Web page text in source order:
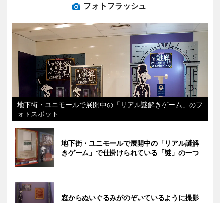
フォトフラッシュ
地下街・ユニモールで展開中の「リアル謎解きゲーム」のフ
ォトスポット
地下街・ユニモールで展開中の「リアル謎解
きゲーム」で仕掛けられている「謎」の一つ
窓からぬいぐるみがのぞいているように撮影